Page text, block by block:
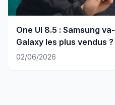
One UI 8.5 : Samsung
Galaxy les plus vendus ?
02/06/2026